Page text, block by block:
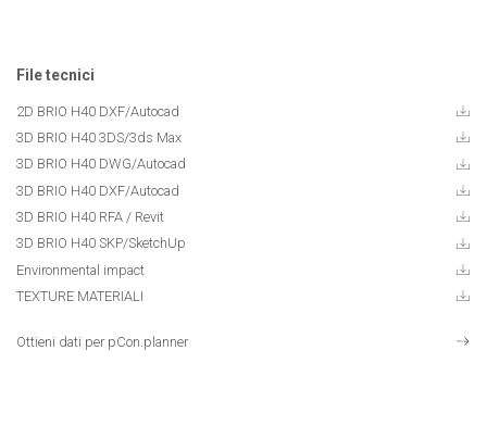
File tecnici
2D BRIO H40 DXF/Autocad
3D BRIO H40 3DS/3ds Max
3D BRIO H40 DWG/Autocad
3D BRIO H40 DXF/Autocad
3D BRIO H40 RFA / Revit
3D BRIO H40 SKP/SketchUp
Environmental impact
TEXTURE MATERIALI
Ottieni dati per pCon.planner